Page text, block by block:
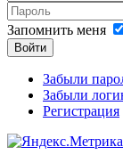
Запомнить меня
Войти
Забыли
Забыли
Регистрация